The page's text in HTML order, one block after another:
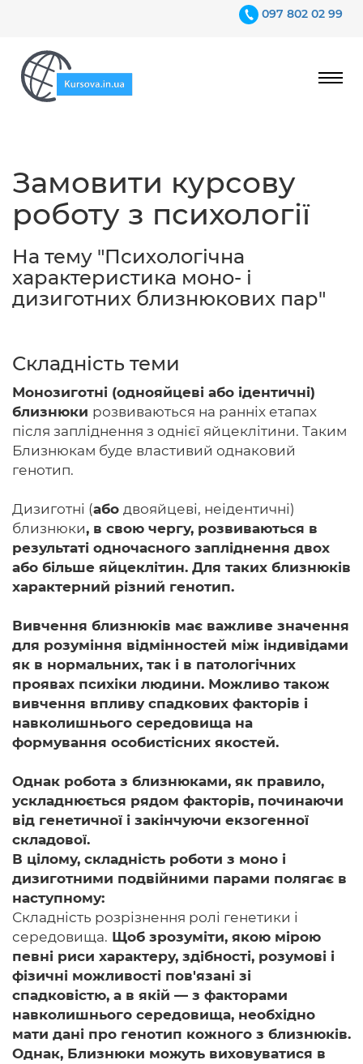
097 802 02 99
Замовити курсову
роботу з психології
На тему "Психологічна
характеристика моно- і
дизиготних близнюкових пар"
Складність теми
Монозиготні (однояйцеві або ідентичні)
близнюки розвиваються на ранніх етапах
після запліднення з однієї яйцеклітини. Таким
Близнюкам буде властивий однаковий
генотип.
Дизиготні (або двояйцеві, неідентичні)
близнюки, в свою чергу, розвиваються в
результаті одночасного запліднення двох
або більше яйцеклітин. Для таких близнюків
характерний різний генотип.
Вивчення близнюків має важливе значення
для розуміння відмінностей між індивідами
як в нормальних, так і в патологічних
проявах психіки людини. Можливо також
вивчення впливу спадкових факторів і
навколишнього середовища на
формування особистісних якостей.
Однак робота з близнюками, як правило,
ускладнюється рядом факторів, починаючи
від генетичної і закінчуючи екзогенної
складової.
В цілому, складність роботи з моно і
дизиготними подвійними парами полягає в
наступному:
Складність розрізнення ролі генетики і
середовища. Щоб зрозуміти, якою мірою
певні риси характеру, здібності, розумові і
фізичні можливості пов'язані зі
спадковістю, а в якій — з факторами
навколишнього середовища, необхідно
мати дані про генотип кожного з близнюків.
Однак, Близнюки можуть виховуватися в
Гарантії
Відгуки
Контакти
097 802 02 99
Головна
Умови
Вхiд